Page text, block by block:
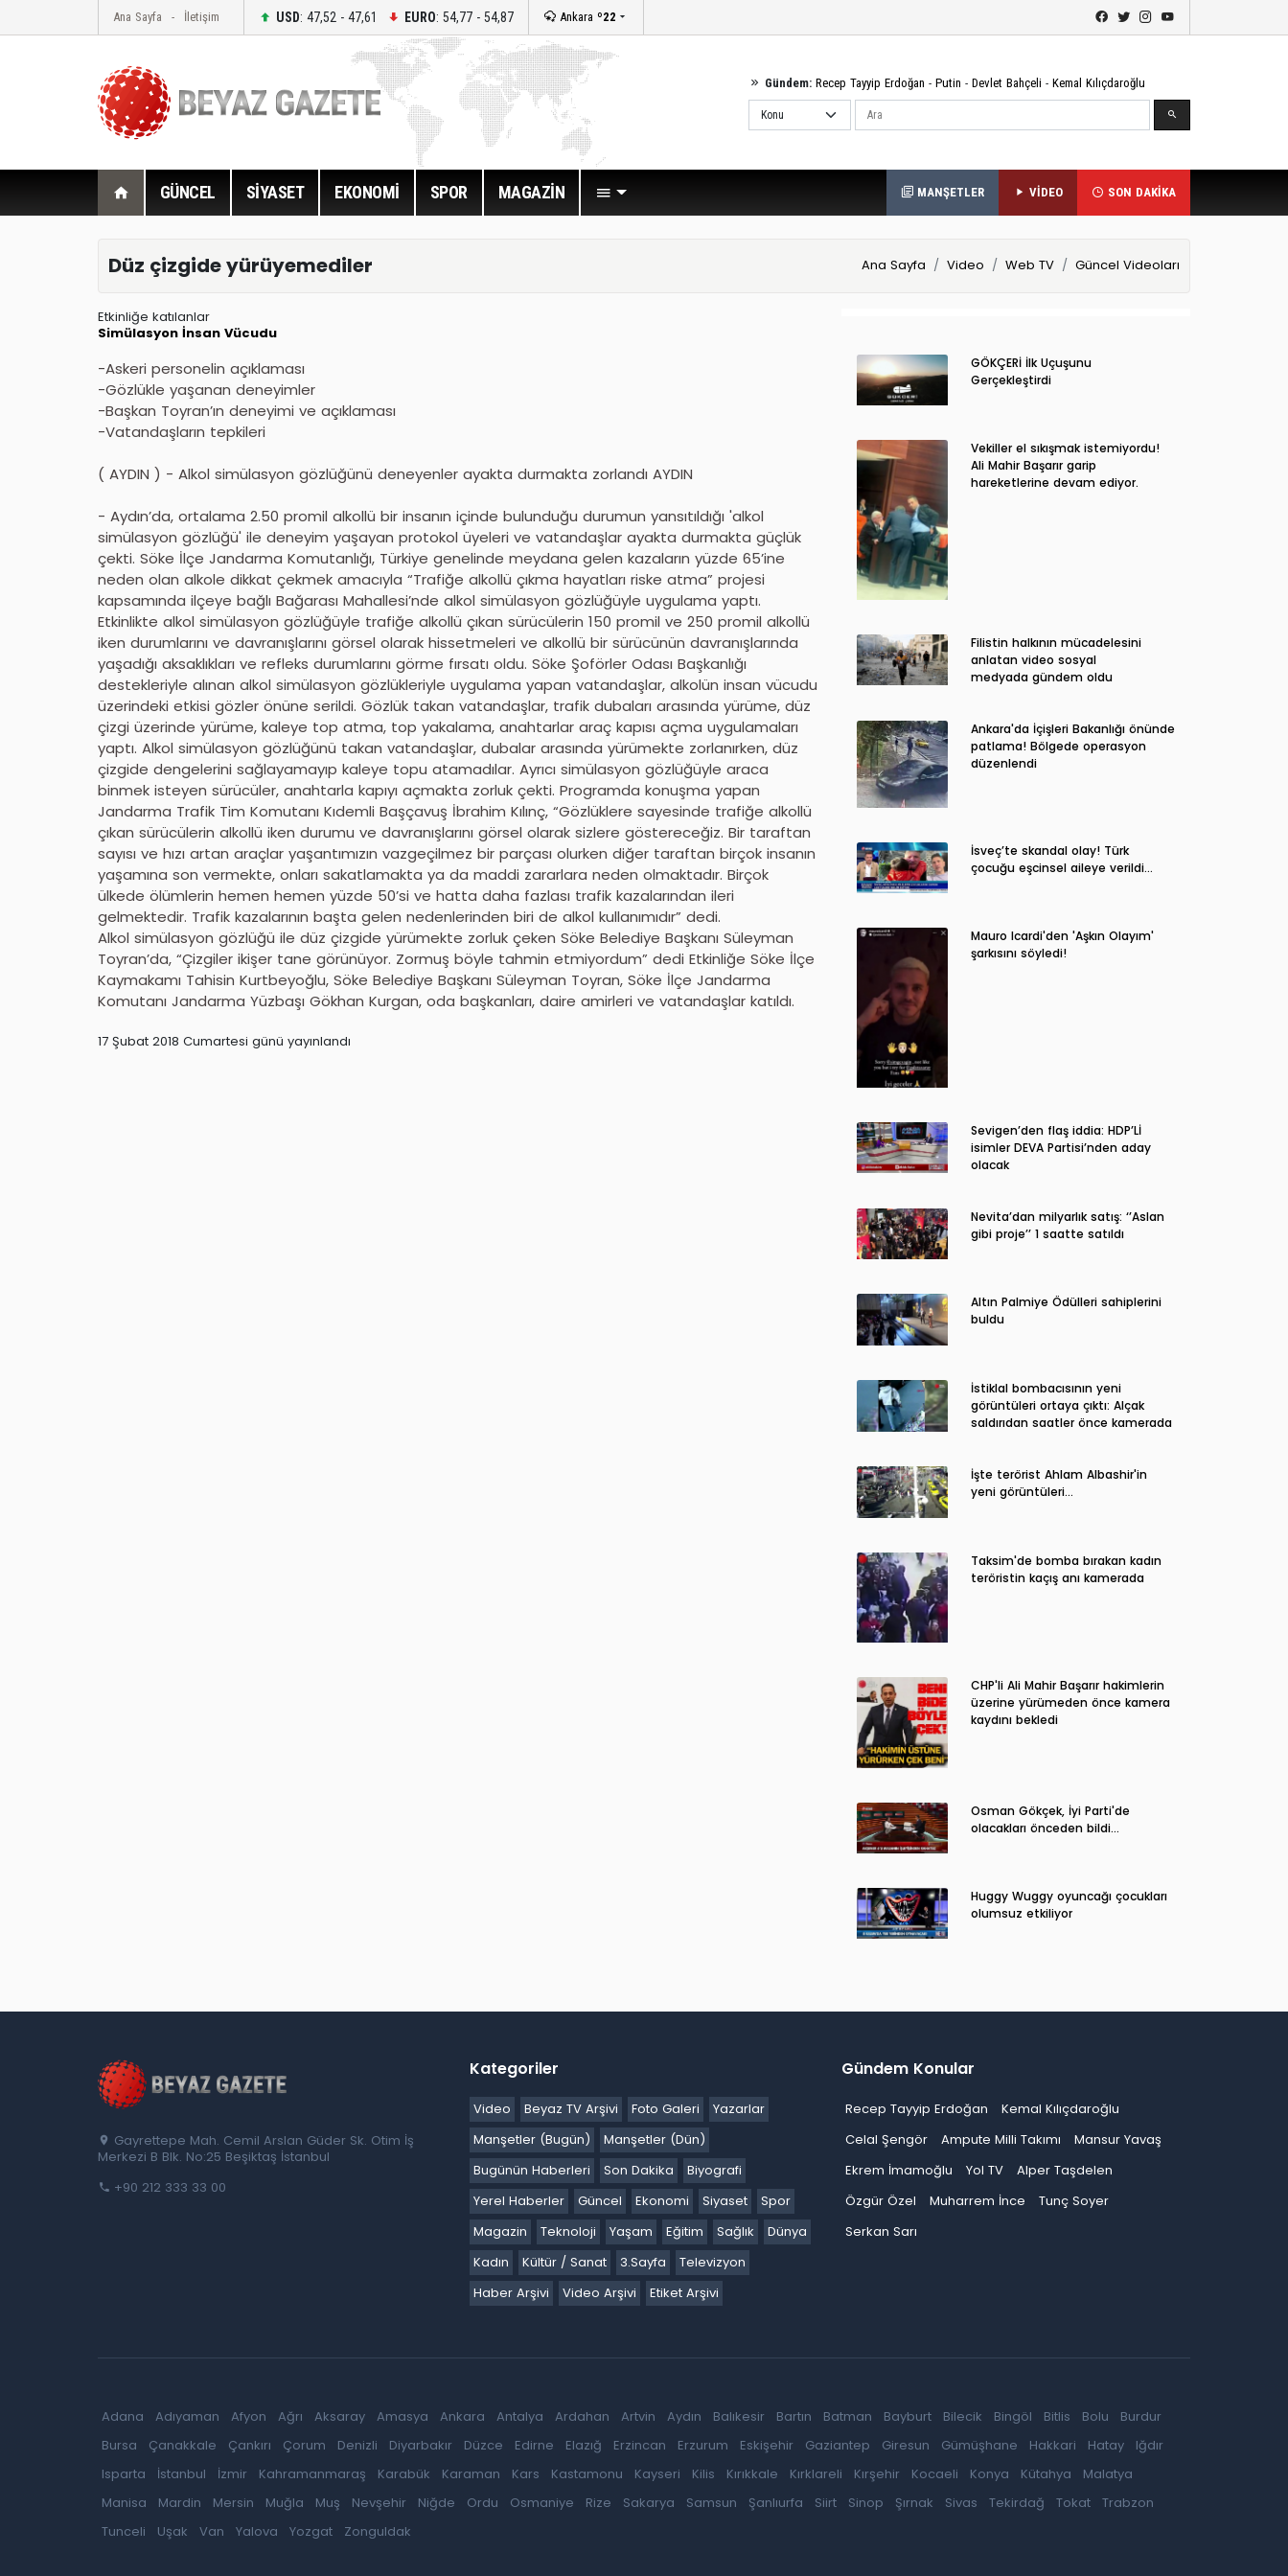
Ana Sayfa İletişim USD: 47,52 - 47,61 EURO: 54,77 - 54,87 Ankara º22
Gündem: Recep Tayyip Erdoğan - Putin - Devlet Bahçeli - Kemal Kılıçdaroğlu
Ara
GÜNCEL SİYASET EKONOMİ SPOR MAGAZİN MANŞETLER VİDEO SON DAKİKA
Düz çizgide yürüyemediler Ana Sayfa Video Web TV Güncel Videoları
Etkinliğe katılanlar
Simülasyon İnsan Vücudu
-Askeri personelin açıklaması
-Gözlükle yaşanan deneyimler
-Başkan Toyran’ın deneyimi ve açıklaması
-Vatandaşların tepkileri
( AYDIN ) - Alkol simülasyon gözlüğünü deneyenler ayakta durmakta zorlandı AYDIN
- Aydın’da, ortalama 2.50 promil alkollü bir insanın içinde bulunduğu durumun yansıtıldığı 'alkol
simülasyon gözlüğü' ile deneyim yaşayan protokol üyeleri ve vatandaşlar ayakta durmakta güçlük
çekti. Söke İlçe Jandarma Komutanlığı, Türkiye genelinde meydana gelen kazaların yüzde 65’ine
neden olan alkole dikkat çekmek amacıyla “Trafiğe alkollü çıkma hayatları riske atma” projesi
kapsamında ilçeye bağlı Bağarası Mahallesi’nde alkol simülasyon gözlüğüyle uygulama yaptı.
Etkinlikte alkol simülasyon gözlüğüyle trafiğe alkollü çıkan sürücülerin 150 promil ve 250 promil alkollü
iken durumlarını ve davranışlarını görsel olarak hissetmeleri ve alkollü bir sürücünün davranışlarında
yaşadığı aksaklıkları ve refleks durumlarını görme fırsatı oldu. Söke Şoförler Odası Başkanlığı
destekleriyle alınan alkol simülasyon gözlükleriyle uygulama yapan vatandaşlar, alkolün insan vücudu
üzerindeki etkisi gözler önüne serildi. Gözlük takan vatandaşlar, trafik dubaları arasında yürüme, düz
çizgi üzerinde yürüme, kaleye top atma, top yakalama, anahtarlar araç kapısı açma uygulamaları
yaptı. Alkol simülasyon gözlüğünü takan vatandaşlar, dubalar arasında yürümekte zorlanırken, düz
çizgide dengelerini sağlayamayıp kaleye topu atamadılar. Ayrıcı simülasyon gözlüğüyle araca
binmek isteyen sürücüler, anahtarla kapıyı açmakta zorluk çekti. Programda konuşma yapan
Jandarma Trafik Tim Komutanı Kıdemli Başçavuş İbrahim Kılınç, “Gözlüklere sayesinde trafiğe alkollü
çıkan sürücülerin alkollü iken durumu ve davranışlarını görsel olarak sizlere göstereceğiz. Bir taraftan
sayısı ve hızı artan araçlar yaşantımızın vazgeçilmez bir parçası olurken diğer taraftan birçok insanın
yaşamına son vermekte, onları sakatlamakta ya da maddi zararlara neden olmaktadır. Birçok
ülkede ölümlerin hemen hemen yüzde 50’si ve hatta daha fazlası trafik kazalarından ileri
gelmektedir. Trafik kazalarının başta gelen nedenlerinden biri de alkol kullanımıdır” dedi.
Alkol simülasyon gözlüğü ile düz çizgide yürümekte zorluk çeken Söke Belediye Başkanı Süleyman
Toyran’da, “Çizgiler ikişer tane görünüyor. Zormuş böyle tahmin etmiyordum” dedi Etkinliğe Söke İlçe
Kaymakamı Tahisin Kurtbeyoğlu, Söke Belediye Başkanı Süleyman Toyran, Söke İlçe Jandarma
Komutanı Jandarma Yüzbaşı Gökhan Kurgan, oda başkanları, daire amirleri ve vatandaşlar katıldı.
17 Şubat 2018 Cumartesi günü yayınlandı
GÖKÇERİ İlk Uçuşunu
Gerçekleştirdi
Vekiller el sıkışmak istemiyordu!
Ali Mahir Başarır garip
hareketlerine devam ediyor.
Filistin halkının mücadelesini
anlatan video sosyal
medyada gündem oldu
Ankara'da İçişleri Bakanlığı önünde
patlama! Bölgede operasyon
düzenlendi
İsveç’te skandal olay! Türk
çocuğu eşcinsel aileye verildi…
Mauro Icardi'den 'Aşkın Olayım'
şarkısını söyledi!
Sevigen’den flaş iddia: HDP’Lİ
isimler DEVA Partisi’nden aday
olacak
Nevita’dan milyarlık satış: ‘’Aslan
gibi proje’’ 1 saatte satıldı
Altın Palmiye Ödülleri sahiplerini
buldu
İstiklal bombacısının yeni
görüntüleri ortaya çıktı: Alçak
saldırıdan saatler önce kamerada
İşte terörist Ahlam Albashir'in
yeni görüntüleri…
Taksim'de bomba bırakan kadın
teröristin kaçış anı kamerada
CHP'li Ali Mahir Başarır hakimlerin
üzerine yürümeden önce kamera
kaydını bekledi
Osman Gökçek, İyi Parti'de
olacakları önceden bildi...
Huggy Wuggy oyuncağı çocukları
olumsuz etkiliyor
Gayrettepe Mah. Cemil Arslan Güder Sk. Otim İş
Merkezi B Blk. No:25 Beşiktaş İstanbul
+90 212 333 33 00
Kategoriler
Video Beyaz TV Arşivi Foto Galeri
Yazarlar
Manşetler (Bugün)
Manşetler (Dün)
Bugünün Haberleri
Son Dakika
Biyografi
Yerel Haberler
Güncel Ekonomi Siyaset
Spor
Magazin
Teknoloji Yaşam Eğitim Sağlık
Dünya
Kadın
Kültür / Sanat 3.Sayfa
Televizyon
Haber Arşivi
Video Arşivi Etiket Arşivi
Gündem Konular
Recep Tayyip Erdoğan
Kemal Kılıçdaroğlu
Celal Şengör
Ampute Milli Takımı
Mansur Yavaş
Ekrem İmamoğlu
Yol TV
Alper Taşdelen
Özgür Özel
Muharrem İnce
Tunç Soyer
Serkan Sarı
Adana Adıyaman Afyon Ağrı Aksaray Amasya Ankara Antalya Ardahan Artvin Aydın Balıkesir Bartın Batman Bayburt Bilecik Bingöl Bitlis Bolu
Burdur
Bursa
Çanakkale Çankırı Çorum Denizli Diyarbakır Düzce Edirne Elazığ Erzincan Erzurum Eskişehir Gaziantep Giresun Gümüşhane Hakkari Hatay
Iğdır
Isparta
İstanbul İzmir Kahramanmaraş Karabük Karaman Kars Kastamonu Kayseri Kilis Kırıkkale Kırklareli Kırşehir Kocaeli Konya Kütahya
Malatya
Manisa
Mardin Mersin Muğla Muş Nevşehir Niğde Ordu Osmaniye Rize Sakarya Samsun Şanlıurfa Siirt Sinop Şırnak Sivas Tekirdağ Tokat
Trabzon
Tunceli
Uşak Van Yalova Yozgat Zonguldak